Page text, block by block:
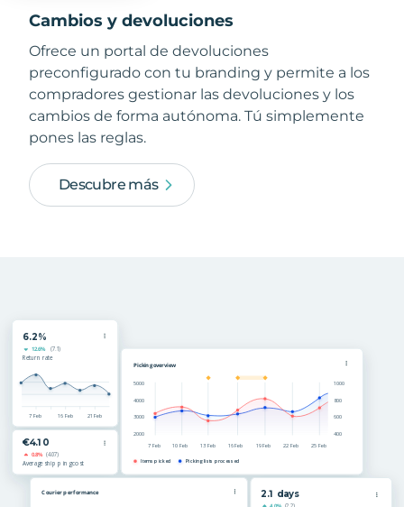
Cambios y devoluciones
Ofrece un portal de devoluciones
preconfigurado con tu branding y permite a los
compradores gestionar las devoluciones y los
cambios de forma autónoma. Tú simplemente
pones las reglas.
Descubre más